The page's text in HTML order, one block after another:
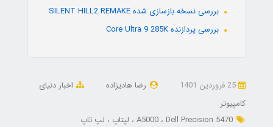
بررسی نسخه بازسازی شده SILENT HILL2 REMAKE
بررسی پردازنده Core Ultra 9 285K
رضا هادیزاده
اخبار دنیای
کامپیوتر
A5000
Dell Precision 5470 لپتاپ لپ تاپ